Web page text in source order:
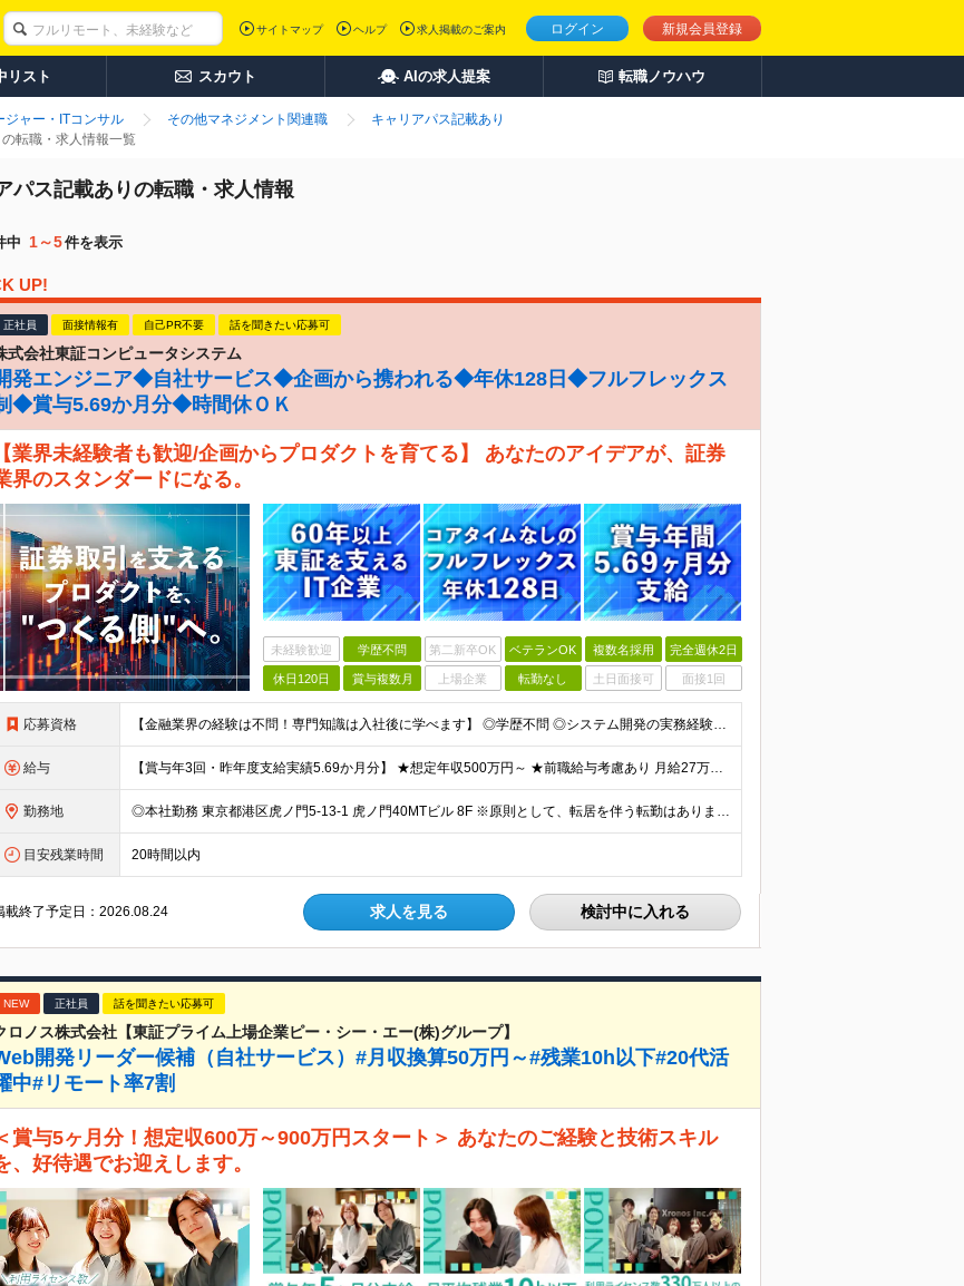
ログイン 新規会員登録
サイトマップ ヘルプ 求人掲載のご案内
リスト スカウト AIの求人提案 転職ノウハウ
ジャー・ITコンサル その他マネジメント関連職
キャリアパス記載あり
転職・求人情報一覧
パス記載ありの転職・求人情報
中 1～5件を表示
UP!
正社員 面接情報有 自己PR不要 話を聞きたい応募可
式会社東証コンピュータシステム
発エンジニア◆自社サービス◆企画から携われる◆年休128日◆フルフレックス
◆賞与5.69か月分◆時間休ＯＫ
【業界未経験者も歓迎/企画からプロダクトを育てる】 あなたのアイデアが、証券
界のスタンダードになる。
未経験歓迎 学歴不問 第二新卒OK ベテランOK 複数名採用 完全週休2日
休日120日 賞与複数月 上場企業 転勤なし 土日面接可 面接1回
応募資格 【金融業界の経験は不問！専門知識は入社後に学べます】 ◎学歴不問 ◎システム開発の実務経験をお持ちの方 └3年以上・Java、C#いずれかの使用経験をお持ちの方を想定しております 【以下のような方は
給与 【賞与年3回・昨年度支給実績5.69か月分】 ★想定年収500万円～ ★前職給与考慮あり 月給27万円～59万円 +残業代全額支給(1分単位、監督職以下) +人事評価による賞与年2回（4月/10月）
勤務地 ◎本社勤務 東京都港区虎ノ門5-13-1 虎ノ門40MTビル 8F ※原則として、転居を伴う転勤はありません ※(変更の範囲)上記を除く当社関連勤務地
目安残業時間 20時間以内
載終了予定日：2026.08.24 求人を見る 検討中に入れる
NEW 正社員 話を聞きたい応募可
ロノス株式会社【東証プライム上場企業ピー・シー・エー(株)グループ】
開発リーダー候補（自社サービス）#月収換算50万円～#残業10h以下#20代活
中#リモート率7割
賞与5ヶ月分！想定収600万～900万円スタート＞ あなたのご経験と技術スキル
、好待遇でお迎えします。